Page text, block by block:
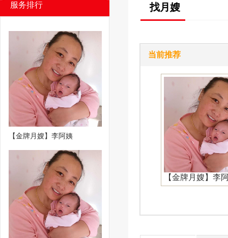
服务排行
【金牌月嫂】李阿姨
找月嫂
当前推荐
【金牌月嫂】李